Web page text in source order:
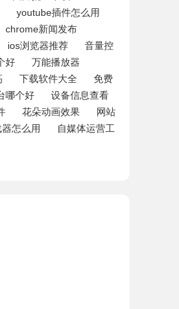
youtube插件怎么用
chrome新闻发布
ios浏览器推荐
音量控
好
万能播放器
下载软件大全
免费
哪个好
设备信息查看
花朵动画效果
网站
怎么用
自媒体运营工